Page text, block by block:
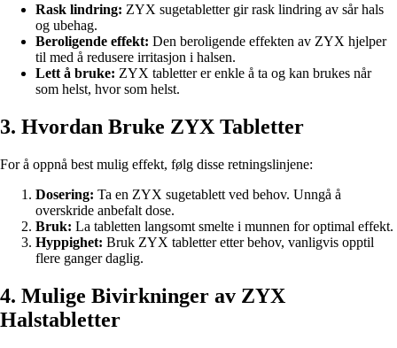
Rask lindring: ZYX sugetabletter gir rask lindring av sår hals
og ubehag.
Beroligende effekt: Den beroligende effekten av ZYX hjelper
til med å redusere irritasjon i halsen.
Lett å bruke: ZYX tabletter er enkle å ta og kan brukes når
som helst, hvor som helst.
3. Hvordan Bruke ZYX Tabletter
For å oppnå best mulig effekt, følg disse retningslinjene:
Dosering: Ta en ZYX sugetablett ved behov. Unngå å
overskride anbefalt dose.
Bruk: La tabletten langsomt smelte i munnen for optimal effekt.
Hyppighet: Bruk ZYX tabletter etter behov, vanligvis opptil
flere ganger daglig.
4. Mulige Bivirkninger av ZYX
Halstabletter